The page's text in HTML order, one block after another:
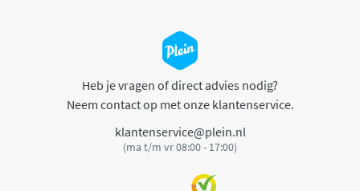
Heb je vragen of direct advies nodig?
Neem contact op met onze klantenservice.
klantenservice@plein.nl
(ma t/m vr 08:00 - 17:00)